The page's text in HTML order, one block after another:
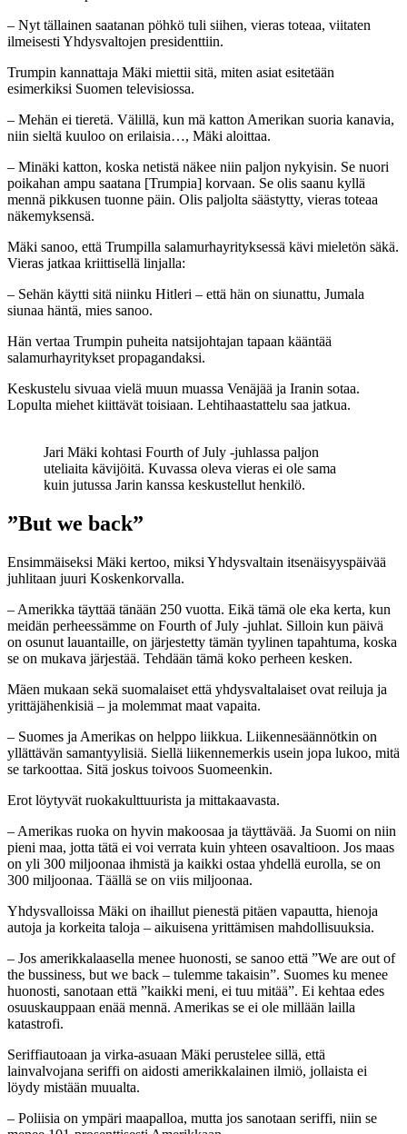
– Nyt tällainen saatanan pöhkö tuli siihen, vieras toteaa, viitaten
ilmeisesti Yhdysvaltojen presidenttiin.
Trumpin kannattaja Mäki miettii sitä, miten asiat esitetään
esimerkiksi Suomen televisiossa.
– Mehän ei tieretä. Välillä, kun mä katton Amerikan suoria kanavia,
niin sieltä kuuloo on erilaisia…, Mäki aloittaa.
– Minäki katton, koska netistä näkee niin paljon nykyisin. Se nuori
poikahan ampu saatana [Trumpia] korvaan. Se olis saanu kyllä
mennä pikkusen tuonne päin. Olis paljolta säästytty, vieras toteaa
näkemyksensä.
Mäki sanoo, että Trumpilla salamurhayrityksessä kävi mieletön säkä.
Vieras jatkaa kriittisellä linjalla:
– Sehän käytti sitä niinku Hitleri – että hän on siunattu, Jumala
siunaa häntä, mies sanoo.
Hän vertaa Trumpin puheita natsijohtajan tapaan kääntää
salamurhayritykset propagandaksi.
Keskustelu sivuaa vielä muun muassa Venäjää ja Iranin sotaa.
Lopulta miehet kiittävät toisiaan. Lehtihaastattelu saa jatkua.
Jari Mäki kohtasi Fourth of July -juhlassa paljon
uteliaita kävijöitä. Kuvassa oleva vieras ei ole sama
kuin jutussa Jarin kanssa keskustellut henkilö.
”But we back”
Ensimmäiseksi Mäki kertoo, miksi Yhdysvaltain itsenäisyyspäivää
juhlitaan juuri Koskenkorvalla.
– Amerikka täyttää tänään 250 vuotta. Eikä tämä ole eka kerta, kun
meidän perheessämme on Fourth of July -juhlat. Silloin kun päivä
on osunut lauantaille, on järjestetty tämän tyylinen tapahtuma, koska
se on mukava järjestää. Tehdään tämä koko perheen kesken.
Mäen mukaan sekä suomalaiset että yhdysvaltalaiset ovat reiluja ja
yrittäjähenkisiä – ja molemmat maat vapaita.
– Suomes ja Amerikas on helppo liikkua. Liikennesäännötkin on
yllättävän samantyylisiä. Siellä liikennemerkis usein jopa lukoo, mitä
se tarkoottaa. Sitä joskus toivoos Suomeenkin.
Erot löytyvät ruokakulttuurista ja mittakaavasta.
– Amerikas ruoka on hyvin makoosaa ja täyttävää. Ja Suomi on niin
pieni maa, jotta tätä ei voi verrata kuin yhteen osavaltioon. Jos maas
on yli 300 miljoonaa ihmistä ja kaikki ostaa yhdellä eurolla, se on
300 miljoonaa. Täällä se on viis miljoonaa.
Yhdysvalloissa Mäki on ihaillut pienestä pitäen vapautta, hienoja
autoja ja korkeita taloja – aikuisena yrittämisen mahdollisuuksia.
– Jos amerikkalaasella menee huonosti, se sanoo että ”We are out of
the bussiness, but we back – tulemme takaisin”. Suomes ku menee
huonosti, sanotaan että ”kaikki meni, ei tuu mitää”. Ei kehtaa edes
osuuskauppaan enää mennä. Amerikas se ei ole millään lailla
katastrofi.
Seriffiautoaan ja virka-asuaan Mäki perustelee sillä, että
lainvalvojana seriffi on aidosti amerikkalainen ilmiö, jollaista ei
löydy mistään muualta.
– Poliisia on ympäri maapalloa, mutta jos sanotaan seriffi, niin se